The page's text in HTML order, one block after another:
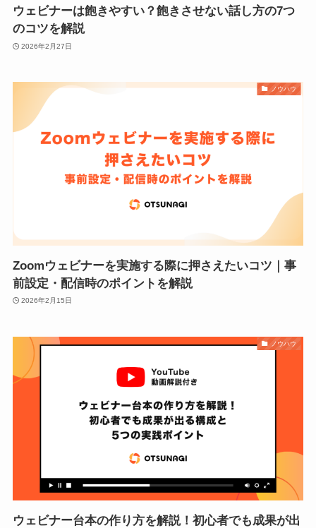
ウェビナーは飽きやすい？飽きさせない話し方の7つ
のコツを解説
2026年2月27日
ノウハウ
Zoomウェビナーを実施する際に押さえたいコツ｜事
前設定・配信時のポイントを解説
2026年2月15日
ノウハウ
ウェビナー台本の作り方を解説！初心者でも成果が出